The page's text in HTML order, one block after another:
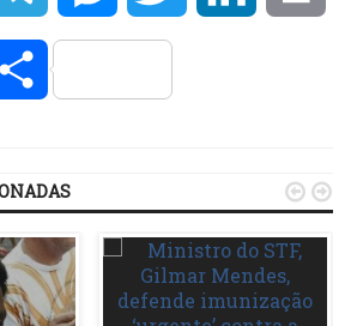
Compartilhar
 